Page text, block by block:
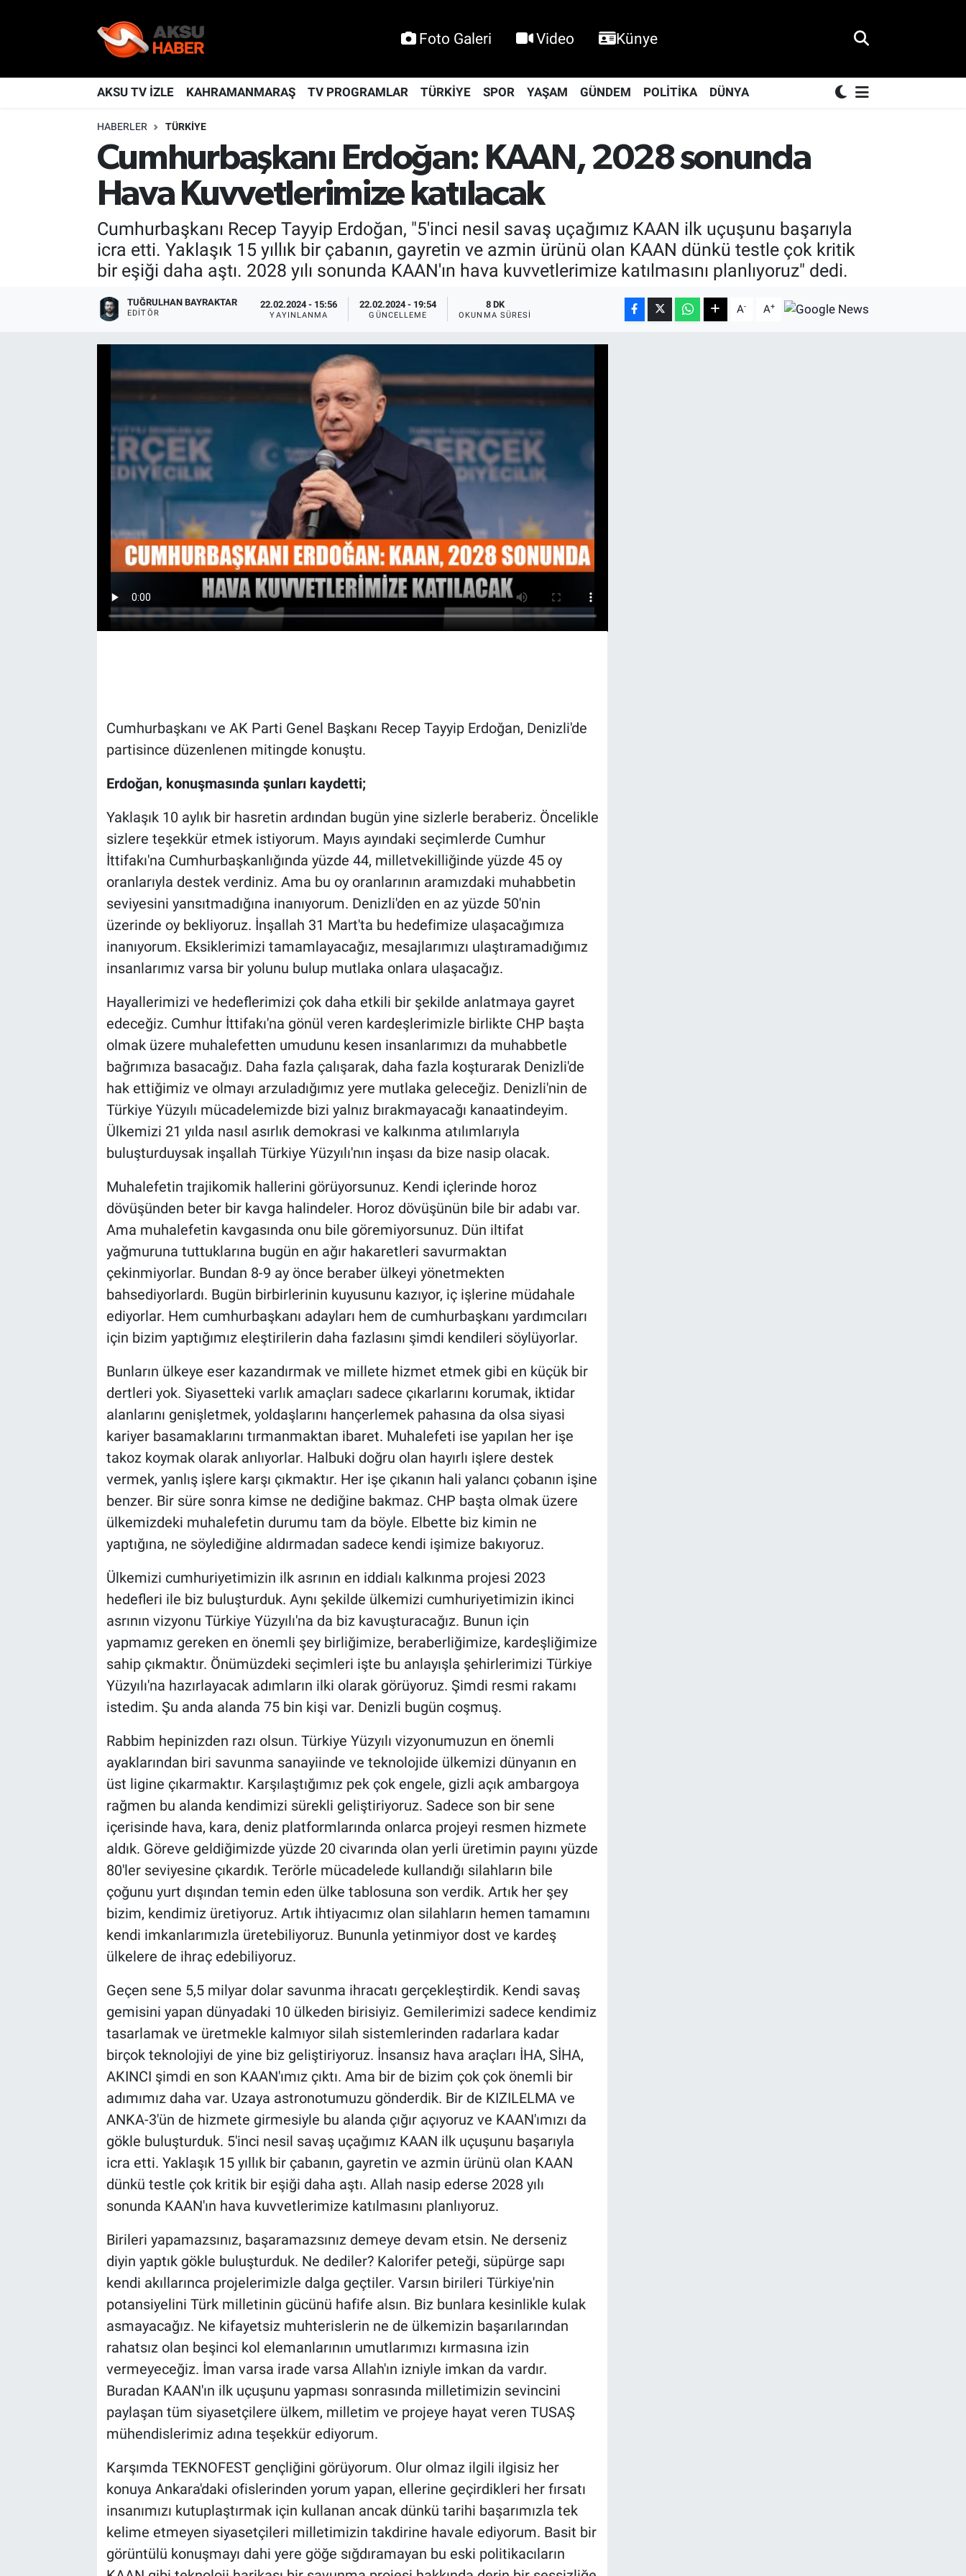
Foto Galeri Video Künye
AKSU TV İZLE KAHRAMANMARAŞ TV PROGRAMLAR TÜRKİYE SPOR YAŞAM GÜNDEM POLİTİKA DÜNYA
HABERLER TÜRKİYE
Cumhurbaşkanı Erdoğan: KAAN, 2028 sonunda
Hava Kuvvetlerimize katılacak
Cumhurbaşkanı Recep Tayyip Erdoğan, "5'inci nesil savaş uçağımız KAAN ilk uçuşunu başarıyla
icra etti. Yaklaşık 15 yıllık bir çabanın, gayretin ve azmin ürünü olan KAAN dünkü testle çok kritik
bir eşiği daha aştı. 2028 yılı sonunda KAAN'ın hava kuvvetlerimize katılmasını planlıyoruz" dedi.
TUĞRULHAN BAYRAKTAR
EDITÖR
22.02.2024 - 15:56
YAYINLANMA
22.02.2024 - 19:54
GÜNCELLEME
8 DK
OKUNMA SÜRESI A- A+
Cumhurbaşkanı ve AK Parti Genel Başkanı Recep Tayyip Erdoğan, Denizli'de
partisince düzenlenen mitingde konuştu.
Erdoğan, konuşmasında şunları kaydetti;
Yaklaşık 10 aylık bir hasretin ardından bugün yine sizlerle beraberiz. Öncelikle
sizlere teşekkür etmek istiyorum. Mayıs ayındaki seçimlerde Cumhur
İttifakı'na Cumhurbaşkanlığında yüzde 44, milletvekilliğinde yüzde 45 oy
oranlarıyla destek verdiniz. Ama bu oy oranlarının aramızdaki muhabbetin
seviyesini yansıtmadığına inanıyorum. Denizli'den en az yüzde 50'nin
üzerinde oy bekliyoruz. İnşallah 31 Mart'ta bu hedefimize ulaşacağımıza
inanıyorum. Eksiklerimizi tamamlayacağız, mesajlarımızı ulaştıramadığımız
insanlarımız varsa bir yolunu bulup mutlaka onlara ulaşacağız.
Hayallerimizi ve hedeflerimizi çok daha etkili bir şekilde anlatmaya gayret
edeceğiz. Cumhur İttifakı'na gönül veren kardeşlerimizle birlikte CHP başta
olmak üzere muhalefetten umudunu kesen insanlarımızı da muhabbetle
bağrımıza basacağız. Daha fazla çalışarak, daha fazla koşturarak Denizli'de
hak ettiğimiz ve olmayı arzuladığımız yere mutlaka geleceğiz. Denizli'nin de
Türkiye Yüzyılı mücadelemizde bizi yalnız bırakmayacağı kanaatindeyim.
Ülkemizi 21 yılda nasıl asırlık demokrasi ve kalkınma atılımlarıyla
buluşturduysak inşallah Türkiye Yüzyılı'nın inşası da bize nasip olacak.
Muhalefetin trajikomik hallerini görüyorsunuz. Kendi içlerinde horoz
dövüşünden beter bir kavga halindeler. Horoz dövüşünün bile bir adabı var.
Ama muhalefetin kavgasında onu bile göremiyorsunuz. Dün iltifat
yağmuruna tuttuklarına bugün en ağır hakaretleri savurmaktan
çekinmiyorlar. Bundan 8-9 ay önce beraber ülkeyi yönetmekten
bahsediyorlardı. Bugün birbirlerinin kuyusunu kazıyor, iç işlerine müdahale
ediyorlar. Hem cumhurbaşkanı adayları hem de cumhurbaşkanı yardımcıları
için bizim yaptığımız eleştirilerin daha fazlasını şimdi kendileri söylüyorlar.
Bunların ülkeye eser kazandırmak ve millete hizmet etmek gibi en küçük bir
dertleri yok. Siyasetteki varlık amaçları sadece çıkarlarını korumak, iktidar
alanlarını genişletmek, yoldaşlarını hançerlemek pahasına da olsa siyasi
kariyer basamaklarını tırmanmaktan ibaret. Muhalefeti ise yapılan her işe
takoz koymak olarak anlıyorlar. Halbuki doğru olan hayırlı işlere destek
vermek, yanlış işlere karşı çıkmaktır. Her işe çıkanın hali yalancı çobanın işine
benzer. Bir süre sonra kimse ne dediğine bakmaz. CHP başta olmak üzere
ülkemizdeki muhalefetin durumu tam da böyle. Elbette biz kimin ne
yaptığına, ne söylediğine aldırmadan sadece kendi işimize bakıyoruz.
Ülkemizi cumhuriyetimizin ilk asrının en iddialı kalkınma projesi 2023
hedefleri ile biz buluşturduk. Aynı şekilde ülkemizi cumhuriyetimizin ikinci
asrının vizyonu Türkiye Yüzyılı'na da biz kavuşturacağız. Bunun için
yapmamız gereken en önemli şey birliğimize, beraberliğimize, kardeşliğimize
sahip çıkmaktır. Önümüzdeki seçimleri işte bu anlayışla şehirlerimizi Türkiye
Yüzyılı'na hazırlayacak adımların ilki olarak görüyoruz. Şimdi resmi rakamı
istedim. Şu anda alanda 75 bin kişi var. Denizli bugün coşmuş.
Rabbim hepinizden razı olsun. Türkiye Yüzyılı vizyonumuzun en önemli
ayaklarından biri savunma sanayiinde ve teknolojide ülkemizi dünyanın en
üst ligine çıkarmaktır. Karşılaştığımız pek çok engele, gizli açık ambargoya
rağmen bu alanda kendimizi sürekli geliştiriyoruz. Sadece son bir sene
içerisinde hava, kara, deniz platformlarında onlarca projeyi resmen hizmete
aldık. Göreve geldiğimizde yüzde 20 civarında olan yerli üretimin payını yüzde
80'ler seviyesine çıkardık. Terörle mücadelede kullandığı silahların bile
çoğunu yurt dışından temin eden ülke tablosuna son verdik. Artık her şey
bizim, kendimiz üretiyoruz. Artık ihtiyacımız olan silahların hemen tamamını
kendi imkanlarımızla üretebiliyoruz. Bununla yetinmiyor dost ve kardeş
ülkelere de ihraç edebiliyoruz.
Geçen sene 5,5 milyar dolar savunma ihracatı gerçekleştirdik. Kendi savaş
gemisini yapan dünyadaki 10 ülkeden birisiyiz. Gemilerimizi sadece kendimiz
tasarlamak ve üretmekle kalmıyor silah sistemlerinden radarlara kadar
birçok teknolojiyi de yine biz geliştiriyoruz. İnsansız hava araçları İHA, SİHA,
AKINCI şimdi en son KAAN'ımız çıktı. Ama bir de bizim çok çok önemli bir
adımımız daha var. Uzaya astronotumuzu gönderdik. Bir de KIZILELMA ve
ANKA-3'ün de hizmete girmesiyle bu alanda çığır açıyoruz ve KAAN'ımızı da
gökle buluşturduk. 5'inci nesil savaş uçağımız KAAN ilk uçuşunu başarıyla
icra etti. Yaklaşık 15 yıllık bir çabanın, gayretin ve azmin ürünü olan KAAN
dünkü testle çok kritik bir eşiği daha aştı. Allah nasip ederse 2028 yılı
sonunda KAAN'ın hava kuvvetlerimize katılmasını planlıyoruz.
Birileri yapamazsınız, başaramazsınız demeye devam etsin. Ne derseniz
diyin yaptık gökle buluşturduk. Ne dediler? Kalorifer peteği, süpürge sapı
kendi akıllarınca projelerimizle dalga geçtiler. Varsın birileri Türkiye'nin
potansiyelini Türk milletinin gücünü hafife alsın. Biz bunlara kesinlikle kulak
asmayacağız. Ne kifayetsiz muhterislerin ne de ülkemizin başarılarından
rahatsız olan beşinci kol elemanlarının umutlarımızı kırmasına izin
vermeyeceğiz. İman varsa irade varsa Allah'ın izniyle imkan da vardır.
Buradan KAAN'ın ilk uçuşunu yapması sonrasında milletimizin sevincini
paylaşan tüm siyasetçilere ülkem, milletim ve projeye hayat veren TUSAŞ
mühendislerimiz adına teşekkür ediyorum.
Karşımda TEKNOFEST gençliğini görüyorum. Olur olmaz ilgili ilgisiz her
konuya Ankara'daki ofislerinden yorum yapan, ellerine geçirdikleri her fırsatı
insanımızı kutuplaştırmak için kullanan ancak dünkü tarihi başarımızla tek
kelime etmeyen siyasetçileri milletimizin takdirine havale ediyorum. Basit bir
görüntülü konuşmayı dahi yere göğe sığdıramayan bu eski politikacıların
KAHRAMANMARAŞ
Nöbetçi Eczaneler
Hava Durumu
Kahramanmaraş Namaz Vakitleri
Trafik Durumu
TFF 2.Lig Kırmızı Grup Puan Durumu ve Fikstür
Tüm Manşetler
Son Dakika Haberleri
Haber Arşivi